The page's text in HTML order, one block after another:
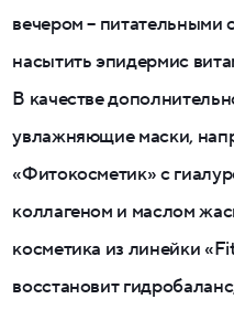
вечером – питательными
насытить эпидермис
В качестве
увлажняющие маски,
«Фитокосметик» с
коллагеном и маслом
косметика из линейки
восстановит